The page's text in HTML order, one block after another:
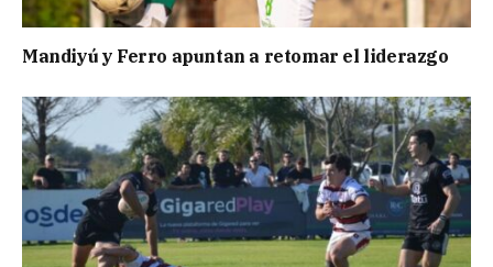
Mandiyú y Ferro apuntan a retomar el liderazgo